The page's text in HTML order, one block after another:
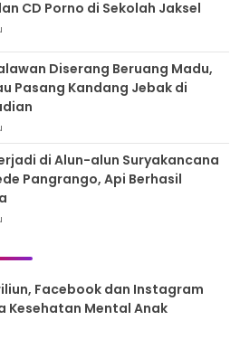
CD Porno di Sekolah Jaksel
Diserang Beruang Madu,
Pasang Kandang Jebak di
di Alun-alun Suryakancana
Pangrango, Api Berhasil
Facebook dan Instagram
Kesehatan Mental Anak